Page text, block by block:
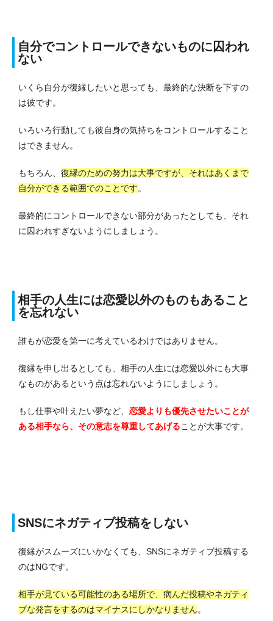
自分でコントロールできないものに囚われ
ない
いくら自分が復縁したいと思っても、最終的な決断を下すの
は彼です。
いろいろ行動しても彼自身の気持ちをコントロールすること
はできません。
もちろん、 復縁のための努力は大事ですが、それはあくまで
自分ができる範囲でのことです。
最終的にコントロールできない部分があったとしても、それ
に囚われすぎないようにしましょう。
相手の人生には恋愛以外のものもあること
を忘れない
誰もが恋愛を第一に考えているわけではありません。
復縁を申し出るとしても、相手の人生には恋愛以外にも大事
なものがあるという点は忘れないようにしましょう。
もし仕事や叶えたい夢など、 恋愛よりも優先させたいことが
ある相手なら、その意志を尊重してあげることが大事です。
SNSにネガティブ投稿をしない
復縁がスムーズにいかなくても、SNSにネガティブ投稿する
のはNGです。
相手が見ている可能性のある場所で、病んだ投稿やネガティ
ブな発言をするのはマイナスにしかなりません。